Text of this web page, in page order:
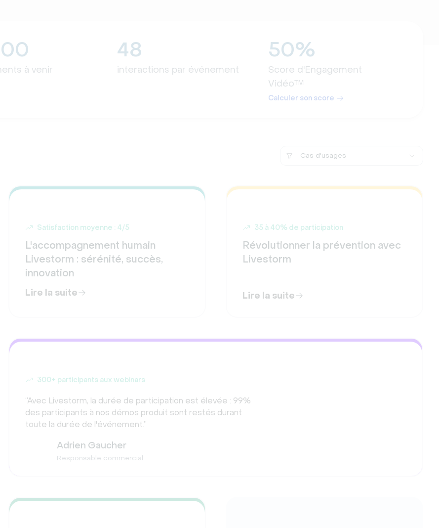
à venir
48
interactions par événement
50%
Score d'Engagement
Vidéo™
Calculer son score
Satisfaction moyenne : 4/5
L'accompagnement humain
Livestorm : sérénité, succès,
innovation
Lire la suite
35 à 40% de participation
Révolutionner la prévention avec
Livestorm
Lire la suite
300+ participants aux webinars
“Avec Livestorm, la durée de participation est élevée : 99%
des participants à nos démos produit sont restés durant
toute la durée de l'événement.”
Adrien Gaucher
Responsable commercial